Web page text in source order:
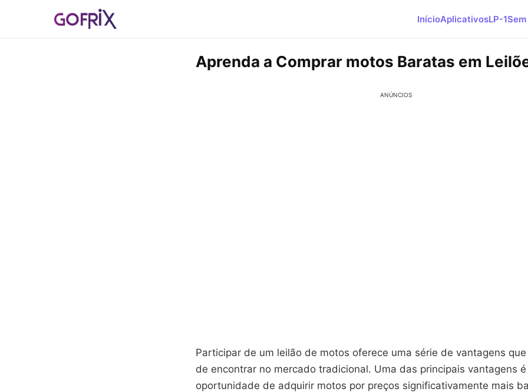
InícioAplicativosLP-1
Aprenda a Comprar motos Baratas em
ANÚNCIOS
Participar de um leilão de motos oferece uma série de vantagens
de encontrar no mercado tradicional. Uma das principais vantagens
oportunidade de adquirir motos por preços significativamente mais